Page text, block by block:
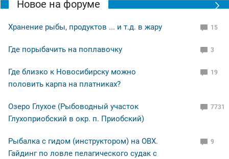
Новое на форуме
Хранение рыбы, продуктов ... и т.д. в жару 15
Где порыбачить на поплавочку 3
Где близко к Новосибирску можно
половить карпа на платниках?
19
Озеро Глухое (Рыбоводный участок
Глухоприобский в окр. п. Приобский)
7731
Рыбалка с гидом (инструктором) на ОВХ.
Гайдинг по ловле пелагического судак с
9